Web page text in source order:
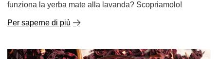
funziona la yerba mate alla lavanda? Scopriamolo!
Per saperne di più